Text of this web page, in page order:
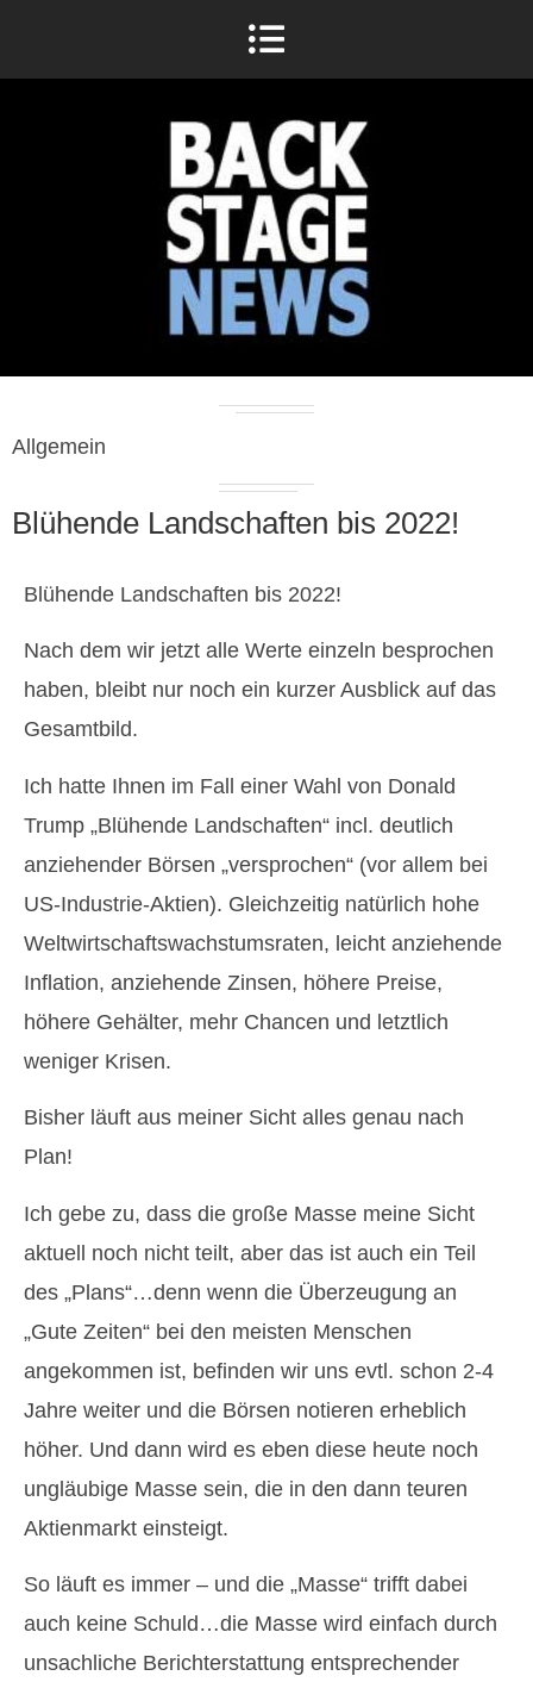
Allgemein
Blühende Landschaften bis 2022!
Blühende Landschaften bis 2022!
Nach dem wir jetzt alle Werte einzeln besprochen
haben, bleibt nur noch ein kurzer Ausblick auf das
Gesamtbild.
Ich hatte Ihnen im Fall einer Wahl von Donald
Trump „Blühende Landschaften“ incl. deutlich
anziehender Börsen „versprochen“ (vor allem bei
US-Industrie-Aktien). Gleichzeitig natürlich hohe
Weltwirtschaftswachstumsraten, leicht anziehende
Inflation, anziehende Zinsen, höhere Preise,
höhere Gehälter, mehr Chancen und letztlich
weniger Krisen.
Bisher läuft aus meiner Sicht alles genau nach
Plan!
Ich gebe zu, dass die große Masse meine Sicht
aktuell noch nicht teilt, aber das ist auch ein Teil
des „Plans“…denn wenn die Überzeugung an
„Gute Zeiten“ bei den meisten Menschen
angekommen ist, befinden wir uns evtl. schon 2-4
Jahre weiter und die Börsen notieren erheblich
höher. Und dann wird es eben diese heute noch
ungläubige Masse sein, die in den dann teuren
Aktienmarkt einsteigt.
So läuft es immer – und die „Masse“ trifft dabei
auch keine Schuld…die Masse wird einfach durch
unsachliche Berichterstattung entsprechender